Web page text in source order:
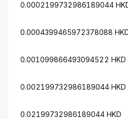
0.0002199732986189044
0.0004399465972378088
0.001099866493094522 HKD
0.002199732986189044 HKD
0.02199732986189044 HKD